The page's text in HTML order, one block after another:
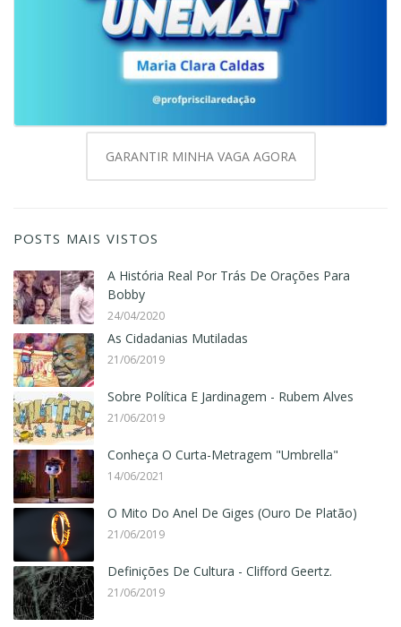
GARANTIR MINHA VAGA AGORA
POSTS MAIS VISTOS
A História Real Por Trás De Orações Para
Bobby
24/04/2020
As Cidadanias Mutiladas
21/06/2019
Sobre Política E Jardinagem - Rubem Alves
21/06/2019
Conheça O Curta-Metragem "Umbrella"
14/06/2021
O Mito Do Anel De Giges (Ouro De Platão)
21/06/2019
Definições De Cultura - Clifford Geertz.
21/06/2019